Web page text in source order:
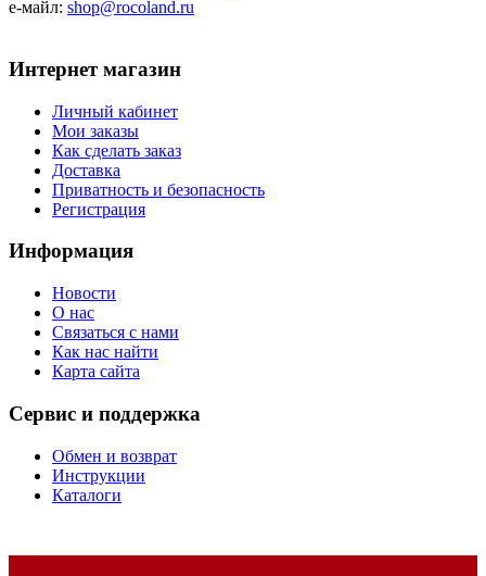
е-майл: shop@rocoland.ru
Интернет магазин
Личный кабинет
Мои заказы
Как сделать заказ
Доставка
Приватность и безопасность
Регистрация
Информация
Новости
О нас
Связаться с нами
Как нас найти
Карта сайта
Сервис и поддержка
Обмен и возврат
Инструкции
Каталоги